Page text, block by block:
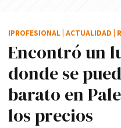
Encontró un
donde se
barato en
los precios
IPROFESIONAL ACTUALIDAD